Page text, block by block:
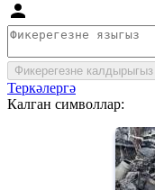
Фикерегезне калдырыгыз
Теркәлергә
Калган символлар: